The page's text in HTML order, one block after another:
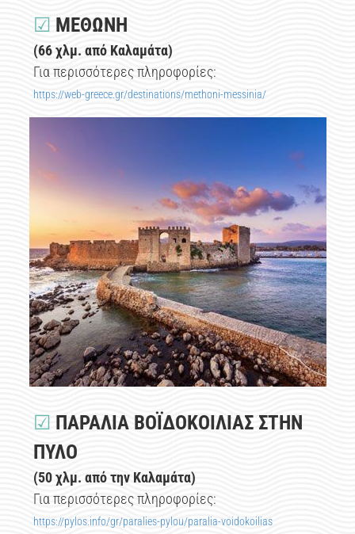
☑ ΜΕΘΩΝΗ
(66 χλμ. από Καλαμάτα)
Για περισσότερες πληροφορίες:
https://web-greece.gr/destinations/methoni-messinia/​​​​​​​
☑ ΠΑΡΑΛΙΑ ΒΟΪΔΟΚΟΙΛΙΑΣ ΣΤΗΝ
ΠΥΛΟ
(50 χλμ. από την Καλαμάτα)
Για περισσότερες πληροφορίες:
https://pylos.info/gr/paralies-pylou/paralia-voidokoilias